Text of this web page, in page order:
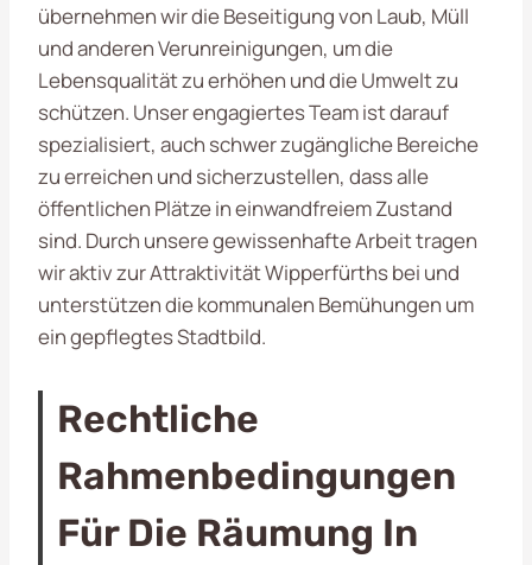
übernehmen wir die Beseitigung von Laub, Müll
und anderen Verunreinigungen, um die
Lebensqualität zu erhöhen und die Umwelt zu
schützen. Unser engagiertes Team ist darauf
spezialisiert, auch schwer zugängliche Bereiche
zu erreichen und sicherzustellen, dass alle
öffentlichen Plätze in einwandfreiem Zustand
sind. Durch unsere gewissenhafte Arbeit tragen
wir aktiv zur Attraktivität Wipperfürths bei und
unterstützen die kommunalen Bemühungen um
ein gepflegtes Stadtbild.
Rechtliche
Rahmenbedingungen
Für Die Räumung In